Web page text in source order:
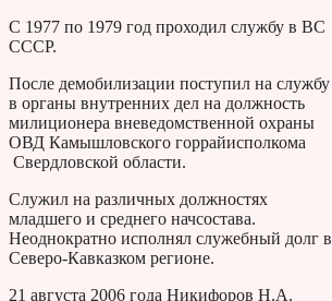
С 1977 по 1979 год проходил службу в ВС
СССР.
После демобилизации поступил на службу
в органы внутренних дел на должность
милиционера вневедомственной охраны
ОВД Камышловского горрайисполкома
Свердловской области.
Служил на различных должностях
младшего и среднего начсостава.
Неоднократно исполнял служебный долг в
Северо-Кавказком регионе.
21 августа 2006 года Никифоров Н.А.